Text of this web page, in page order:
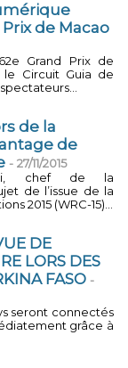
de Macao
62e Grand Prix de
le Circuit Guia de
de la
de
- 27/11/2015
chef de la
de l’issue de la
2015 (WRC-15)...
DE
LORS DES
FASO -
seront connectés
grâce à